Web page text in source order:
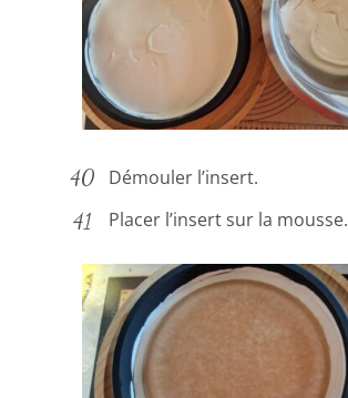
Démouler l’insert.
Placer l’insert sur la mousse.